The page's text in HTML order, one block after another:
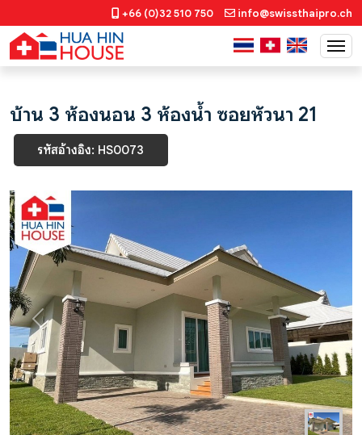
+66 (0)32 510 750 info@swissthaipro.ch
บ้าน 3 ห้องนอน 3 ห้องน้ำ ซอยหัวนา 21
รหัสอ้างอิง: HS0073
Previous Next